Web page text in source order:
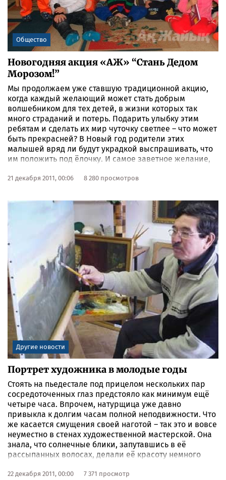
Общество
Новогодняя акция «АЖ» “Стань Дедом
Морозом!”
Мы продолжаем уже ставшую традиционной акцию,
когда каждый желающий может стать добрым
волшебником для тех детей, в жизни которых так
много страданий и потерь. Подарить улыбку этим
ребятам и сделать их мир чуточку светлее – что может
быть прекрасней? В Новый год родители этих
малышей вряд ли будут украдкой выспрашивать, что
им положить под ёлочку. И самое заветное желание,
осталось невысказанным. Поэтому, представившись
адаптации несовершеннолетних и спросили, о каком
подарке на Новый год они мечтают. 23 декабря в
Центре адаптации будет организован новогодний
утренник, на котором мы и планируем вручить деткам
подарки от Деда Мороза.
21 декабря 2011, 00:06 8 280 просмотров
Другие новости
Портрет художника в молодые годы
Стоять на пьедестале под прицелом нескольких пар
сосредоточенных глаз предстояло как минимум ещё
четыре часа. Впрочем, натурщица уже давно
привыкла к долгим часам полной неподвижности. Что
же касается смущения своей наготой – так это и вовсе
неуместно в стенах художественной мастерской. Она
знала, что солнечные блики, запутавшись в её
рассыпанных волосах, делали её красоту немного
изгиб бедра, тонкие запястья и голова, немного
22 декабря 2011, 00:00 7 371 просмотр